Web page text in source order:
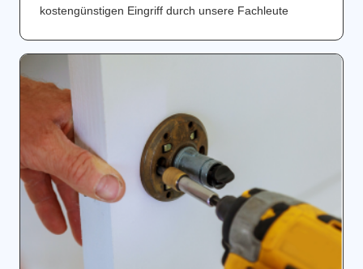
kostengünstigen Eingriff durch unsere Fachleute